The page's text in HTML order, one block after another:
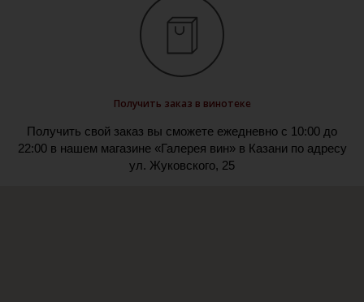
Получить заказ в винотеке
Получить свой заказ вы сможете ежедневно с 10:00 до
22:00 в нашем магазине «Галерея вин» в Казани по адресу
ул. Жуковского, 25